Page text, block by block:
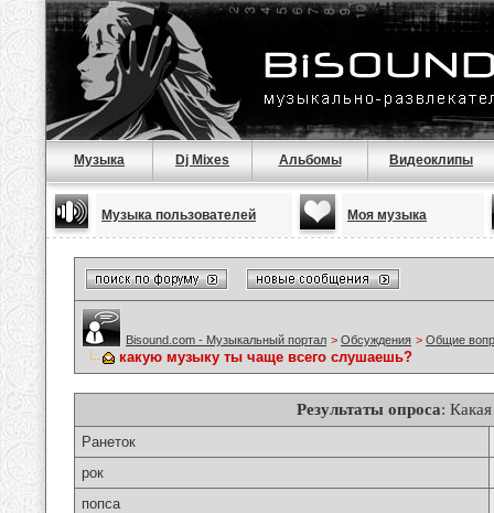
Музыка Dj Mixes Альбомы Видеоклипы
Музыка пользователей Моя музыка
Bisound.com - Музыкальный портал > Обсуждения > Общие
какую музыку ты чаще всего слушаешь?
Результаты опроса:
Ранеток
рок
попса